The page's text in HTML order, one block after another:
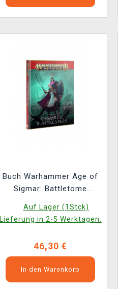
Buch Warhammer Age of
Sigmar: Battletome
(2026) ENG
Auf Lager (1Stck)
Lieferung in 2-5 Werktagen.
46,30 €
In den Warenkorb